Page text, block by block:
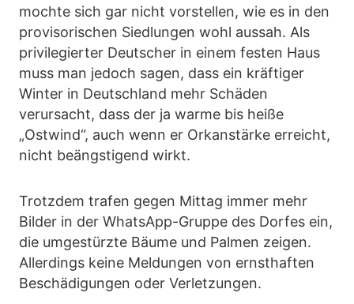
mochte sich gar nicht vorstellen, wie es in den
provisorischen Siedlungen wohl aussah. Als
privilegierter Deutscher in einem festen Haus
muss man jedoch sagen, dass ein kräftiger
Winter in Deutschland mehr Schäden
verursacht, dass der ja warme bis heiße
„Ostwind“, auch wenn er Orkanstärke erreicht,
nicht beängstigend wirkt.
Trotzdem trafen gegen Mittag immer mehr
Bilder in der WhatsApp-Gruppe des Dorfes ein,
die umgestürzte Bäume und Palmen zeigen.
Allerdings keine Meldungen von ernsthaften
Beschädigungen oder Verletzungen.